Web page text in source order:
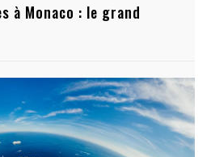
à Monaco : le grand